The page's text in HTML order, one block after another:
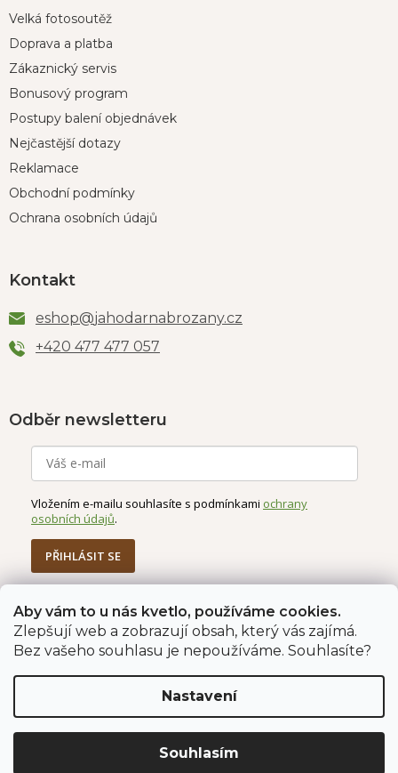
Aby vám to u nás kvetlo, používáme cookies.
Zlepšují web a zobrazují obsah, který vás zajímá.
Bez vašeho souhlasu je nepoužíváme. Souhlasíte?
Nastavení
Souhlasím
Velká fotosoutěž
Doprava a platba
Zákaznický servis
Bonusový program
Postupy balení objednávek
Nejčastější dotazy
Reklamace
Obchodní podmínky
Ochrana osobních údajů
Kontakt
eshop@jahodarnabrozany.cz
+420 477 477 057
Odběr newsletteru
Vložením e-mailu souhlasíte s podmínkami ochrany
osobních údajů.
PŘIHLÁSIT SE
Jahodárna Brozany Obchodní podmínky
Podmínky ochrany údajů
Vytvořil Shoptet Premium
Jahodárna Brozany nad Ohří s.r.o.